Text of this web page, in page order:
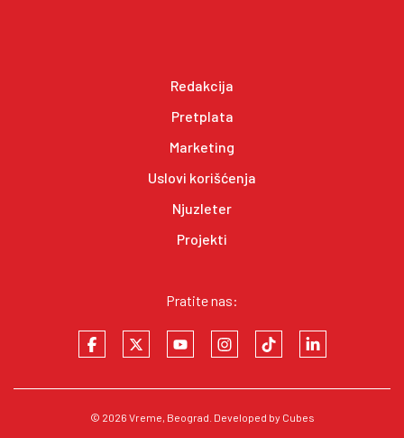
Redakcija
Pretplata
Marketing
Uslovi korišćenja
Njuzleter
Projekti
Pratite nas:
© 2026 Vreme, Beograd. Developed by Cubes